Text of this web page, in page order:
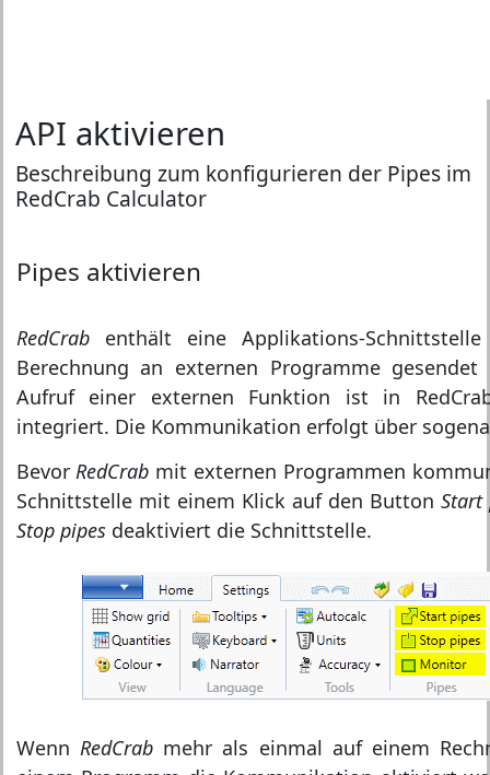
API aktivieren
Beschreibung zum konfigurieren der Pipes im
RedCrab Calculator
Pipes aktivieren
RedCrabenthält eine Applikations-
Berechnung an externen Programme
Aufruf einer externen Funktion ist in
integriert. Die Kommunikation erfolgt über
BevorRedCrab mit externen Programmen
Schnittstelle mit einem Klick auf den ButtonStart
Stop pipesdeaktiviert die Schnittstelle.
Wenn RedCrabmehr als einmal auf einem